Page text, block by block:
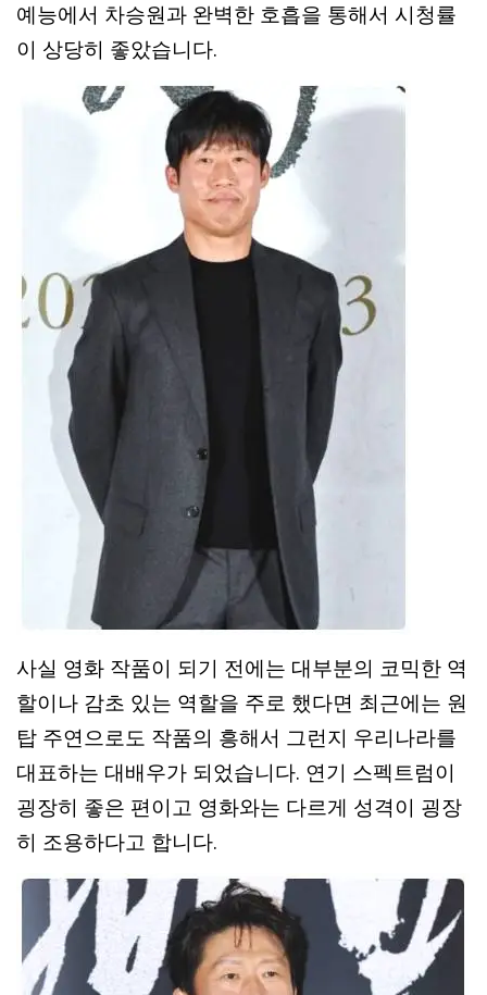
예능에서 차승원과 완벽한 호흡을 통해서 시청률
이 상당히 좋았습니다.
사실 영화 작품이 되기 전에는 대부분의 코믹한 역
할이나 감초 있는 역할을 주로 했다면 최근에는 원
탑 주연으로도 작품의 흥해서 그런지 우리나라를
대표하는 대배우가 되었습니다. 연기 스펙트럼이
굉장히 좋은 편이고 영화와는 다르게 성격이 굉장
히 조용하다고 합니다.